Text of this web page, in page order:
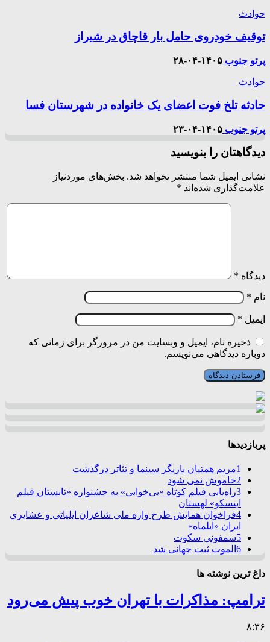
حوادث
توقیف خودروی حامل بار قاچاق در شیراز
پرتو جنوب ۱۴۰۵-۰۴-۲۸
حوادث
حادثه تلخ فوت اعضای یک خانواده در شهرستان فسا
پرتو جنوب ۱۴۰۵-۰۴-۲۳
دیدگاهتان را بنویسید
نشانی ایمیل شما منتشر نخواهد شد. بخش‌های موردنیاز
علامت‌گذاری شده‌اند *
دیدگاه *
نام *
ایمیل *
ذخیره نام، ایمیل و وبسایت من در مرورگر برای زمانی که
دوباره دیدگاهی می‌نویسم.
پربازدیدها
1مریم همتیان بازیگر سینما و تئاتر درگذشت
2خاموش نمی شود
3راه‌یابی فیلم کوتاه «بی‌خوابی» به جشنواره «تابستان فیلم
اینسکو» لهستان
4فراخوان همایش طرح واره ملی شاعران ایلیاتی و عشایری
ایران «ایلماه»
5سمفونی سکوت
6 الموت ثبت جهانی شد
داغ ترین نوشته ها
ترامپ: مذاکرات با تهران خوب پیش می‌رود
۸:۳۶